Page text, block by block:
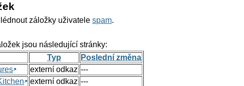
záložky uživatelespam.
jsou následující stránky:
Typ
Poslední změna
externí odkaz ---
externí odkaz ---